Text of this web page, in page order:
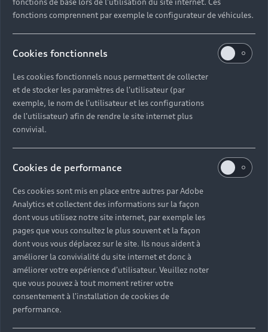
Découvrez toutes les catégories d’Audi d’occasion
Découvrez les déclinaisons sportives S et RS
Trouvez votre Partenaire Audi près de chez vous
Trouvez votre Audi d’occasion par modèle et par
ville
fonctions comprennent par exemple le configurateur de véhicules.
Cookies fonctionnels
Les cookies fonctionnels nous permettent de collecter
et de stocker les paramètres de l'utilisateur (par
exemple, le nom de l'utilisateur et les configurations
de l'utilisateur) afin de rendre le site internet plus
convivial.
Cookies de performance
Ces cookies sont mis en place entre autres par Adobe
Analytics et collectent des informations sur la façon
dont vous utilisez notre site internet, par exemple les
pages que vous consultez le plus souvent et la façon
dont vous vous déplacez sur le site. Ils nous aident à
améliorer la convivialité du site internet et donc à
améliorer votre expérience d'utilisateur. Veuillez noter
que vous pouvez à tout moment retirer votre
consentement à l'installation de cookies de
performance.